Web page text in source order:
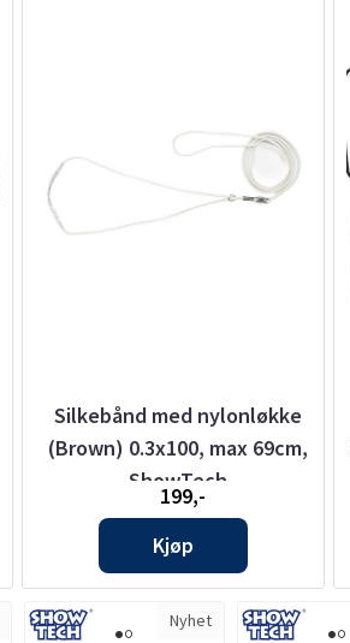
Silkebånd med nylonløkke
(Brown) 0.3x100, max 69cm,
ShowTech
199,-
Kjøp
Nyhet